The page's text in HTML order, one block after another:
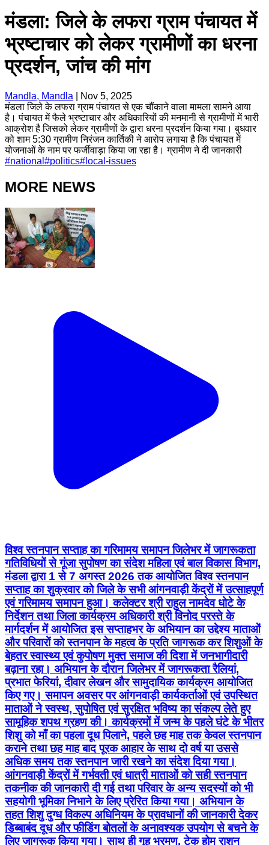
मंडला: जिले के लफरा ग्राम पंचायत में
भ्रष्टाचार को लेकर ग्रामीणों का धरना
प्रदर्शन, जांच की मांग
Mandla, Mandla
Nov 5, 2025
मंडला जिले के लफरा ग्राम पंचायत से एक चौंकाने वाला मामला सामने आया
है। पंचायत में फैले भ्रष्टाचार और अधिकारियों की मनमानी से ग्रामीणों में भारी
आक्रोश है जिसको लेकर ग्रामीणों के द्वारा धरना प्रदर्शन किया गया। बुधवार
को शाम 5:30 ग्रामीण निरंजन कार्तिकी ने आरोप लगाया है कि पंचायत में
योजनाओं के नाम पर फर्जीवाड़ा किया जा रहा है। ग्रामीण ने दी जानकारी
#national #politics# local-issues
MORE NEWS
विश्व स्तनपान सप्ताह का गरिमामय समापन जिलेभर में जागरूकता
गतिविधियों से गूंजा सुपोषण का संदेश महिला एवं बाल विकास विभाग,
मंडला द्वारा 1 से 7 अगस्त 2026 तक आयोजित विश्व स्तनपान
सप्ताह का शुक्रवार को जिले के सभी आंगनवाड़ी केंद्रों में उत्साहपूर्ण
एवं गरिमामय समापन हुआ। कलेक्टर श्री राहुल नामदेव धोटे के
निर्देशन तथा जिला कार्यक्रम अधिकारी श्री विनोद परस्ते के
मार्गदर्शन में आयोजित इस सप्ताहभर के अभियान का उद्देश्य माताओं
और परिवारों को स्तनपान के महत्व के प्रति जागरूक कर शिशुओं के
बेहतर स्वास्थ्य एवं कुपोषण मुक्त समाज की दिशा में जनभागीदारी
बढ़ाना रहा। अभियान के दौरान जिलेभर में जागरूकता रैलियां,
प्रभात फेरियां, दीवार लेखन और सामुदायिक कार्यक्रम आयोजित
किए गए। समापन अवसर पर आंगनवाड़ी कार्यकर्ताओं एवं उपस्थित
माताओं ने स्वस्थ, सुपोषित एवं सुरक्षित भविष्य का संकल्प लेते हुए
सामूहिक शपथ ग्रहण की। कार्यक्रमों में जन्म के पहले घंटे के भीतर
शिशु को माँ का पहला दूध पिलाने, पहले छह माह तक केवल स्तनपान
कराने तथा छह माह बाद पूरक आहार के साथ दो वर्ष या उससे
अधिक समय तक स्तनपान जारी रखने का संदेश दिया गया।
आंगनवाड़ी केंद्रों में गर्भवती एवं धात्री माताओं को सही स्तनपान
तकनीक की जानकारी दी गई तथा परिवार के अन्य सदस्यों को भी
सहयोगी भूमिका निभाने के लिए प्रेरित किया गया। अभियान के
तहत शिशु दुग्ध विकल्प अधिनियम के प्रावधानों की जानकारी देकर
डिब्बाबंद दूध और फीडिंग बोतलों के अनावश्यक उपयोग से बचने के
लिए जागरूक किया गया। साथ ही गृह भ्रमण, टेक होम राशन